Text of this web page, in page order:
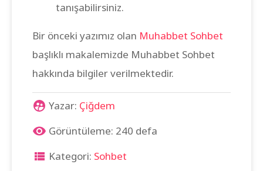
tanışabilirsiniz.
Bir önceki yazımız olan Muhabbet Sohbet
başlıklı makalemizde Muhabbet Sohbet
hakkında bilgiler verilmektedir.
Yazar: Çiğdem
Görüntüleme: 240 defa
Kategori: Sohbet